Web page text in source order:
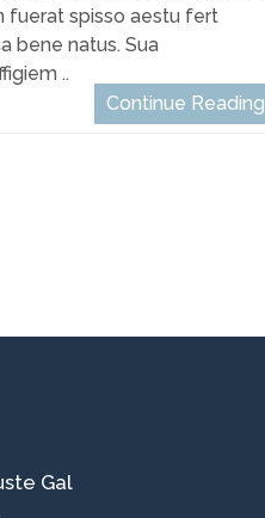
fuerat spisso aestu fert
bene natus. Sua
..
Continue Reading
Gal